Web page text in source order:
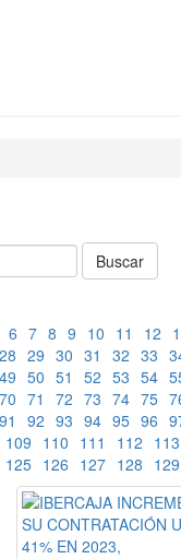
Buscar
6 7 8 9 10 11 12
28 29 30 31 32 33
49 50 51 52 53 54
70 71 72 73 74 75
91 92 93 94 95 96
109 110 111 112 113
125 126 127 128 129